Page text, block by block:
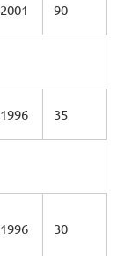
2001 90
1996 35
1996 30